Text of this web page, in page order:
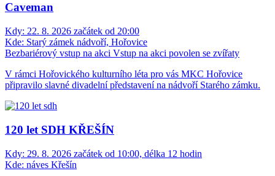
Caveman
Kdy: 22. 8. 2026 začátek od 20:00
Kde: Starý zámek nádvoří, Hořovice
Bezbariérový vstup na akci Vstup na akci povolen se zvířaty
V rámci Hořovického kulturního léta pro vás MKC Hořovice
připravilo slavné divadelní představení na nádvoří Starého zámku.
120 let SDH KŘEŠÍN
Kdy: 29. 8. 2026 začátek od 10:00, délka 12 hodin
Kde: náves Křešín